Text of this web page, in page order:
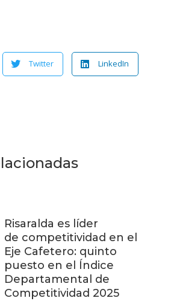
Twitter LinkedIn
Risaralda es líder
de competitividad en el
Eje Cafetero: quinto
puesto en el Índice
Departamental de
Competitividad 2025